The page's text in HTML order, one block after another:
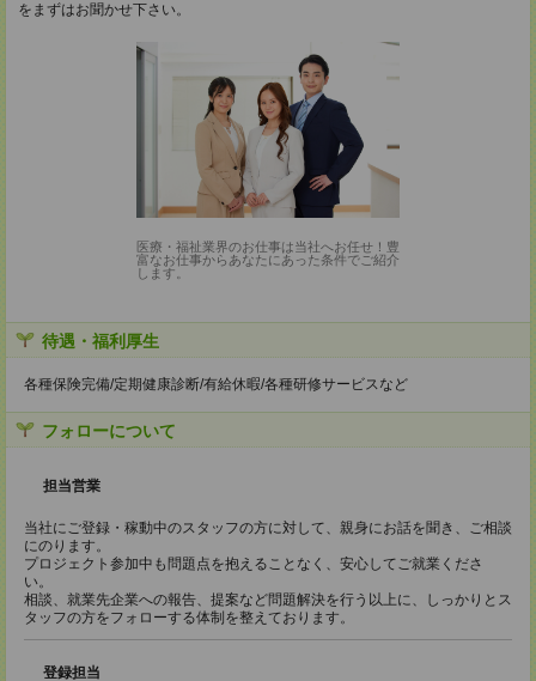
をまずはお聞かせ下さい。
医療・福祉業界のお仕事は当社へお任せ！豊
富なお仕事からあなたにあった条件でご紹介
します。
待遇・福利厚生
各種保険完備/定期健康診断/有給休暇/各種研修サービスなど
フォローについて
担当営業
当社にご登録・稼動中のスタッフの方に対して、親身にお話を聞き、ご相談
にのります。
プロジェクト参加中も問題点を抱えることなく、安心してご就業くださ
い。
相談、就業先企業への報告、提案など問題解決を行う以上に、しっかりとス
タッフの方をフォローする体制を整えております。
登録担当